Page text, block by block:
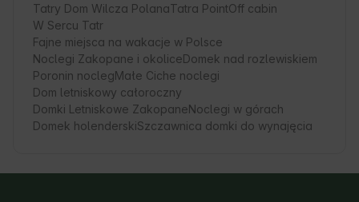
Tatry Dom Wilcza PolanaTatra PointOff cabin
W Sercu Tatr
Fajne miejsca na wakacje w Polsce
Noclegi Zakopane i okoliceDomek nad rozlewiskiem
Poronin noclegMałe Ciche noclegi
Dom letniskowy całoroczny
Domki Letniskowe ZakopaneNoclegi w górach
Domek holenderskiSzczawnica domki do wynajęcia